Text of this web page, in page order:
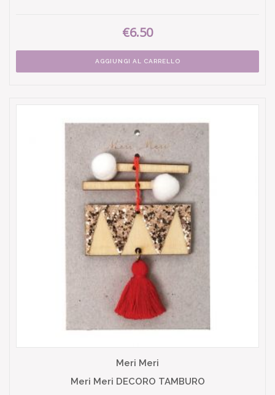
€6.50
AGGIUNGI AL CARRELLO
Meri Meri
Meri Meri DECORO TAMBURO